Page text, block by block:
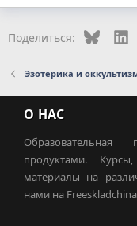
Поделиться: Bluesky
Эзотерика и
О НАС
продуктами.
материалы на
нами на